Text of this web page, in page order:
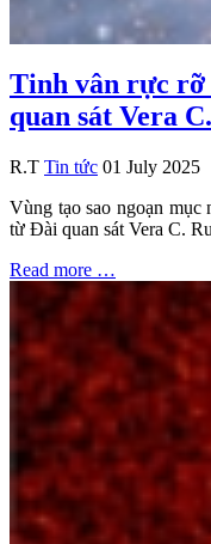
Tinh vân rực rỡ
quan sát Vera
R.T Tin tức 01 July 2025
Vùng tạo sao ngoạn mục
từ Đài quan sát Vera C.
Read more …